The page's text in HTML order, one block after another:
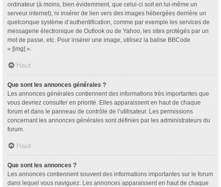
ordinateur (à moins, bien évidemment, que celui-ci soit en lui-même un
serveur internet), ni insérer de lien vers des images hébergées derrière un
quelconque système d’authentification, comme par exemple les services de
messagerie électronique de Outlook ou de Yahoo, les sites protégés par un
mot de passe, etc. Pour insérer une image, utilisez la balise BBCode
« [img] ».
Haut
Que sont les annonces générales ?
Les annonces générales contiennent des informations très importantes que
vous devriez consulter en priorité. Elles apparaissent en haut de chaque
forum et dans le panneau de contrôle de l’utilisateur. Les permissions
concernant les annonces générales sont définies par les administrateurs du
forum.
Haut
Que sont les annonces ?
Les annonces contiennent souvent des informations importantes sur le forum
dans lequel vous naviguez. Les annonces apparaissent en haut de chaque